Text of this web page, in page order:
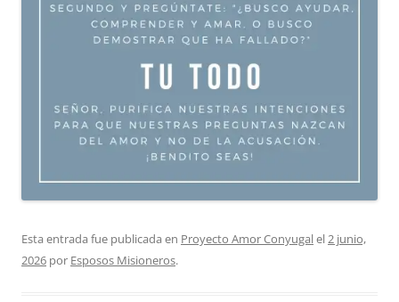
Esta entrada fue publicada en Proyecto Amor Conyugalel2 junio,
2026 por Esposos Misioneros.